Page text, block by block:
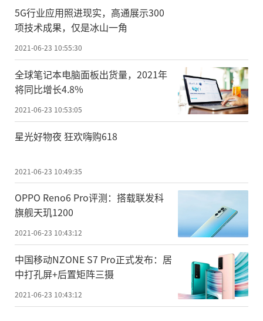
5G行业应用照进现实，高通展示300
项技术成果，仅是冰山一角
2021-06-23 10:55:30
全球笔记本电脑面板出货量，2021年
将同比增长4.8%
2021-06-23 10:53:05
星光好物夜 狂欢嗨购618
2021-06-23 10:49:35
OPPO Reno6 Pro评测：搭载联发科
旗舰天玑1200
2021-06-23 10:43:12
中国移动NZONE S7 Pro正式发布：居
中打孔屏+后置矩阵三摄
2021-06-23 10:43:12